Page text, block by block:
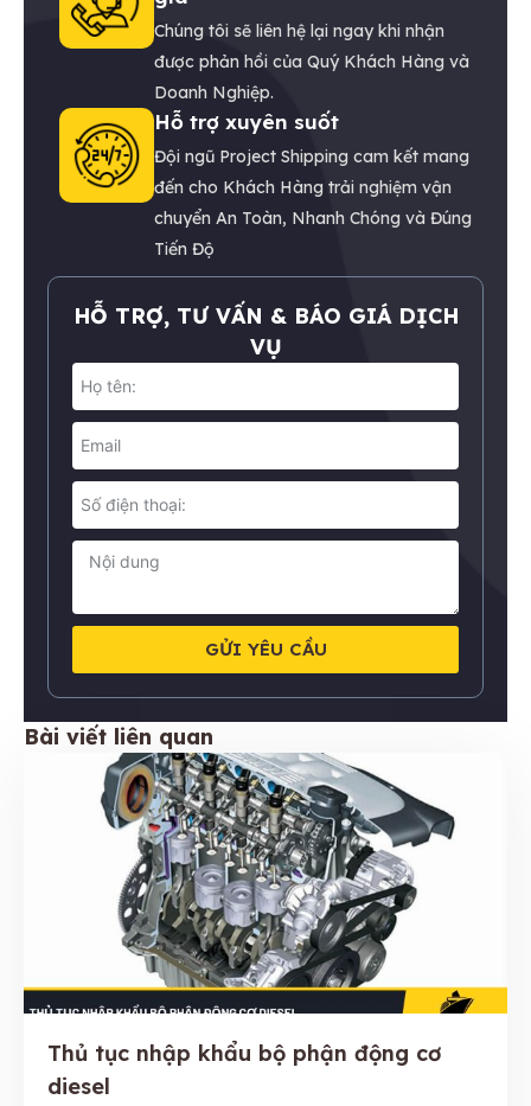
Chúng tôi sẽ liên hệ lại ngay khi nhận
được phản hồi của Quý Khách Hàng và
Doanh Nghiệp.
Hỗ trợ xuyên suốt
Đội ngũ Project Shipping cam kết mang
đến cho Khách Hàng trải nghiệm vận
chuyển An Toàn, Nhanh Chóng và Đúng
Tiến Độ
HỖ TRỢ, TƯ VẤN & BÁO GIÁ DỊCH
VỤ
GỬI YÊU CẦU
Bài viết liên quan
Thủ tục nhập khẩu bộ phận động cơ
diesel